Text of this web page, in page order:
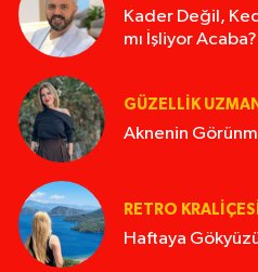
Kader Değil,
mı İşliyor Acaba?
GÜZELLIK
Aknenin
RETRO KRALIÇESI
Haftaya